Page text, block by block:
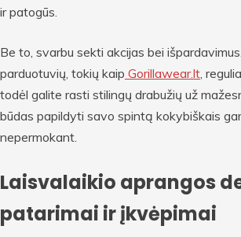
ir patogūs.
Be to, svarbu sekti akcijas bei
parduotuvių, tokių kaip Gorillawear.lt,
todėl galite rasti stilingų drabužių už
būdas papildyti savo spintą kokybiškais
nepermokant.
Laisvalaikio aprangos
patarimai ir įkvėpimai